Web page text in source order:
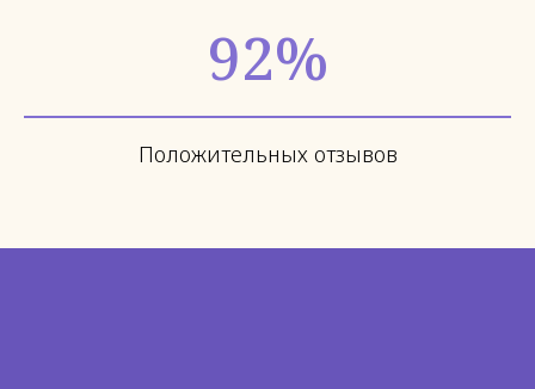
92%
Положительных отзывов